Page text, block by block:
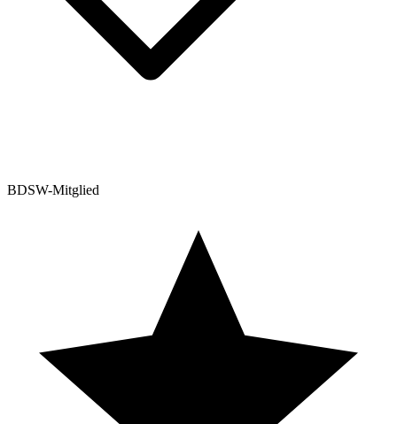
BDSW-Mitglied